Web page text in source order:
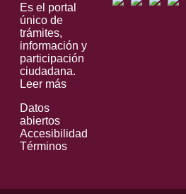
Es el portal
único de
trámites,
información y
participación
ciudadana.
Leer más
Datos
abiertos
Accesibilidad
Términos